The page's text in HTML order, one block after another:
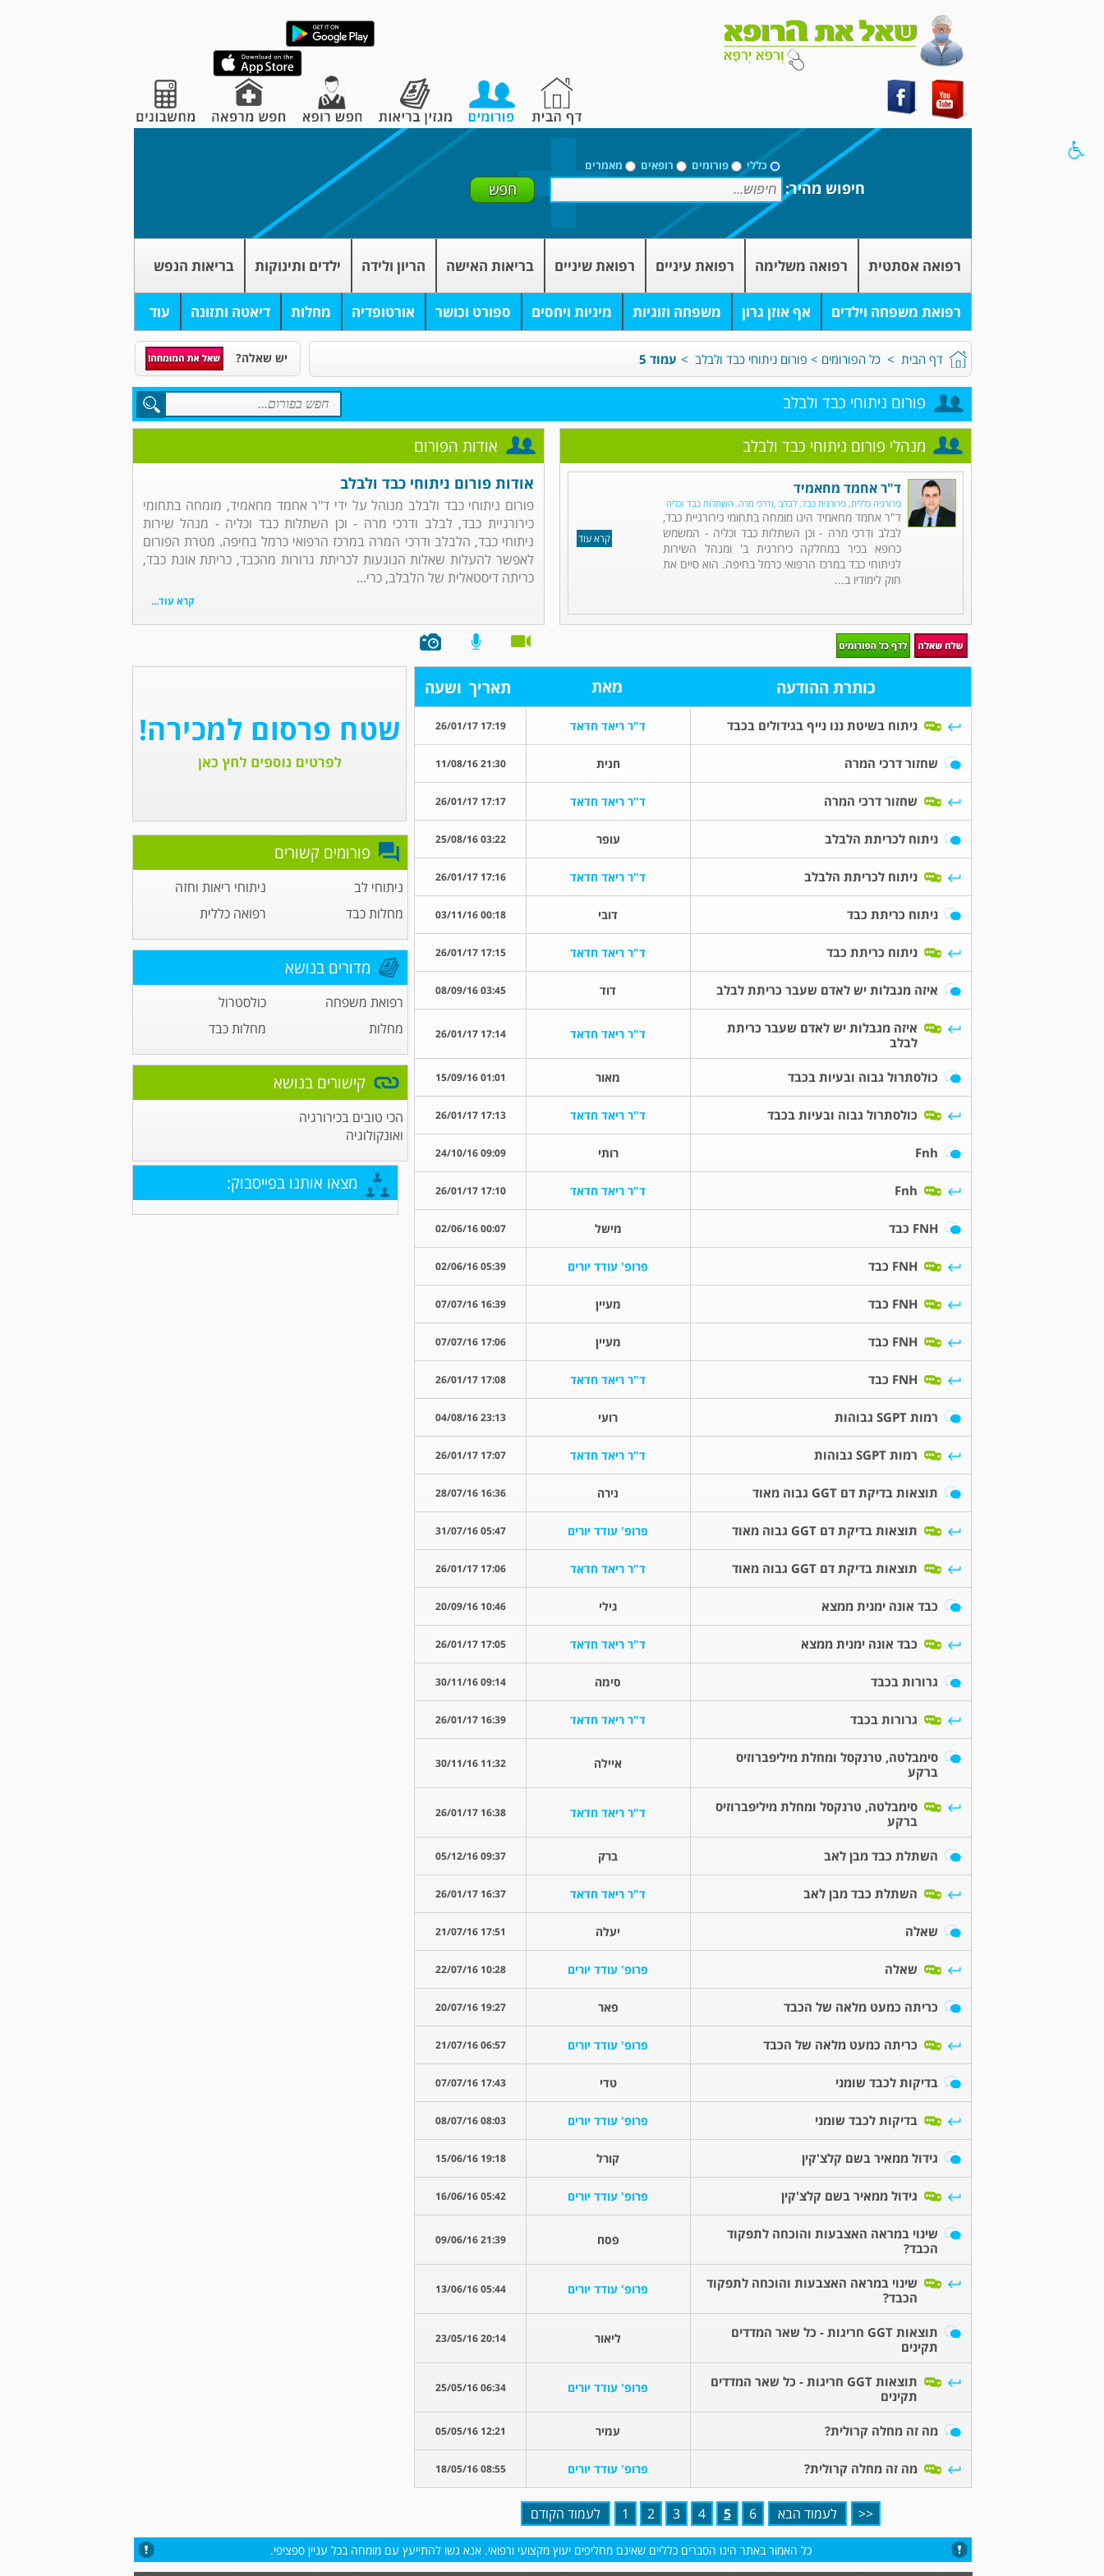
כללי פורומים רופאים מאמרים
חיפוש מהיר:
רפואה אסתטית רפואה משלימה רפואת עיניים רפואת שיניים בריאות האישה הריון ולידה ילדים ותינוקות בריאות הנפש
רפואת משפחה וילדים אף אוזן גרון משפחה וזוגיות מיניות ויחסים ספורט וכושר אורטופדיה מחלות דיאטה ותזונה עוד
דף הבית > כל הפורומים > פורום ניתוחי כבד ולבלב > עמוד 5 יש שאלה?
פורום ניתוחי כבד ולבלב
אודות הפורום
אודות פורום ניתוחי כבד ולבלב
פורום ניתוחי כבד ולבלב מנוהל על ידי ד"ר אחמד מחאמיד, מומחה בתחומי
כירורגיית כבד, לבלב ודרכי מרה - וכן השתלות כבד וכליה - מנהל שירות
ניתוחי כבד, הלבלב ודרכי המרה במרכז הרפואי כרמל בחיפה. מטרת הפורום
לאפשר להעלות שאלות הנוגעות לכריתת גרורות מהכבד, כריתת אונת כבד,
כריתה דיסטאלית של הלבלב, כרי...
קרא עוד...
מנהלי פורום ניתוחי כבד ולבלב
קרא עוד
ד"ר אחמד מחאמיד
כירורגיה כללית, כירורגית כבד, לבלב ,ודרכי מרה. השתלות כבד וכליה
ד"ר אחמד מחאמיד הינו מומחה בתחומי כירורגיית כבד,
לבלב ודרכי מרה - וכן השתלות כבד וכליה - המשמש
כרופא בכיר במחלקה כירורגית ב' ומנהל השירות
לניתוחי כבד במרכז הרפואי כרמל בחיפה. הוא סיים את
חוק לימודיו ב...
כותרת ההודעה מאת תאריך ושעה
ניתוח בשיטת ננו נייף בגידולים בכבד ד"ר ריאד חדאד 17:19 26/01/17
שחזור דרכי המרה חנית 21:30 11/08/16
שחזור דרכי המרה ד"ר ריאד חדאד 17:17 26/01/17
ניתוח לכריתת הלבלב עופר 03:22 25/08/16
ניתוח לכריתת הלבלב ד"ר ריאד חדאד 17:16 26/01/17
ניתוח כריתת כבד דובי 00:18 03/11/16
ניתוח כריתת כבד ד"ר ריאד חדאד 17:15 26/01/17
איזה מגבלות יש לאדם שעבר כריתת לבלב דוד 03:45 08/09/16
איזה מגבלות יש לאדם שעבר כריתת
לבלב
ד"ר ריאד חדאד 17:14 26/01/17
כולסתרול גבוה ובעיות בכבד מאור 01:01 15/09/16
כולסתרול גבוה ובעיות בכבד ד"ר ריאד חדאד 17:13 26/01/17
Fnh רותי 09:09 24/10/16
Fnh ד"ר ריאד חדאד 17:10 26/01/17
FNH כבד מישל 00:07 02/06/16
FNH כבד פרופ' עודד יורים 05:39 02/06/16
FNH כבד מעיין 16:39 07/07/16
FNH כבד מעיין 17:06 07/07/16
FNH כבד ד"ר ריאד חדאד 17:08 26/01/17
רמות SGPT גבוהות רועי 23:13 04/08/16
רמות SGPT גבוהות ד"ר ריאד חדאד 17:07 26/01/17
תוצאות בדיקת דם GGT גבוה מאוד נירה 16:36 28/07/16
תוצאות בדיקת דם GGT גבוה מאוד פרופ' עודד יורים 05:47 31/07/16
תוצאות בדיקת דם GGT גבוה מאוד ד"ר ריאד חדאד 17:06 26/01/17
כבד אונה ימנית ממצא גילי 10:46 20/09/16
כבד אונה ימנית ממצא ד"ר ריאד חדאד 17:05 26/01/17
גרורות בכבד סימה 09:14 30/11/16
גרורות בכבד ד"ר ריאד חדאד 16:39 26/01/17
סימבלטה, טרנקסל ומחלת מיליפברוזיס
ברקע
איילה 11:32 30/11/16
סימבלטה, טרנקסל ומחלת מיליפברוזיס
ברקע
ד"ר ריאד חדאד 16:38 26/01/17
השתלת כבד מבן לאב ברק 09:37 05/12/16
השתלת כבד מבן לאב ד"ר ריאד חדאד 16:37 26/01/17
שאלה יעלה 17:51 21/07/16
שאלה פרופ' עודד יורים 10:28 22/07/16
כריתה כמעט מלאה של הכבד פאר 19:27 20/07/16
כריתה כמעט מלאה של הכבד פרופ' עודד יורים 06:57 21/07/16
בדיקות לכבד שומני טדי 17:43 07/07/16
בדיקות לכבד שומני פרופ' עודד יורים 08:03 08/07/16
גידול ממאיר בשם קלצ'קין קורל 19:18 15/06/16
גידול ממאיר בשם קלצ'קין פרופ' עודד יורים 05:42 16/06/16
שינוי במראה האצבעות והוכחה לתפקוד
הכבד?
פסח 21:39 09/06/16
שינוי במראה האצבעות והוכחה לתפקוד
הכבד?
פרופ' עודד יורים 05:44 13/06/16
תוצאות GGT חריגות - כל שאר המדדים
תקינים
ליאור 20:14 23/05/16
תוצאות GGT חריגות - כל שאר המדדים
תקינים
פרופ' עודד יורים 06:34 25/05/16
מה זה מחלה קרולית? עמיר 12:21 05/05/16
מה זה מחלה קרולית? פרופ' עודד יורים 08:55 18/05/16
<< לעמוד הבא 1 2 3 4 5 6 לעמוד הקודם
פורומים קשורים
ניתוחי לב
ניתוחי ריאות וחזה
מחלות כבד
רפואה כללית
מדורים בנושא
רפואת משפחה
כולסטרול
מחלות
מחלות כבד
קישורים בנושא
הכי טובים בכירורגיה
ואונקולוגיה
מצאו אותנו בפייסבוק:
כל האמור באתר הינו הסברים כלליים שאינם מחליפים יעוץ מקצועי ורפואי. אנא גשו להתייעץ עם מומחה בכל עניין ספציפי.